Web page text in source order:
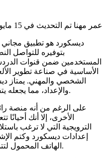
عمر مهنا تم التحديث في 15 مايو 2026
ديسكورد هو تطبيق
بتوفيره للتواصل
المستخدمين ضمن قنوات
الأساسية في صناعة تطوير
الشخصي والمهني. يمتاز
والإعداد، مما يجعله يتفوّق على تطبيقات الدردشة الأخرى.
على الرغم من أنه منصة
الأخرى، إلا أنك
الترويجية التي لا ترغب
إعدادات ديسكورد وكتم
الهاتف المحمول لتتمكن من التركيز على الأمور المهمة.